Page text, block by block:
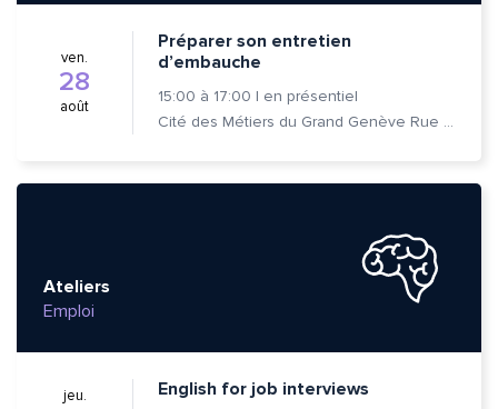
ven.
28
août
Préparer son entretien
d’embauche
15:00 à 17:00 | en présentiel
Cité des Métiers du Grand Genève Rue Prévost-Martin 6 1205 Genève
Ateliers
Emploi
jeu. English for job interviews